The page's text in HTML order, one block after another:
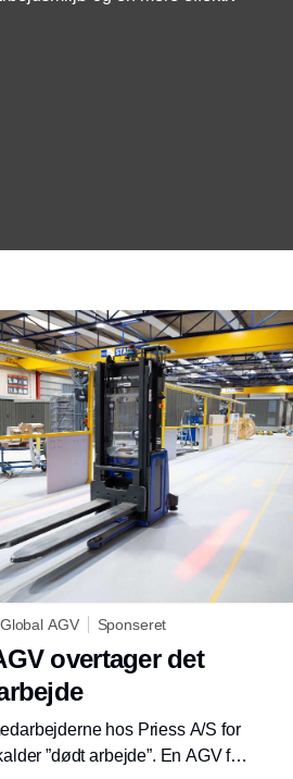
Global AGV Sponseret
overtager det
hos Priess A/S for
”dødt arbejde”. En AGV fra